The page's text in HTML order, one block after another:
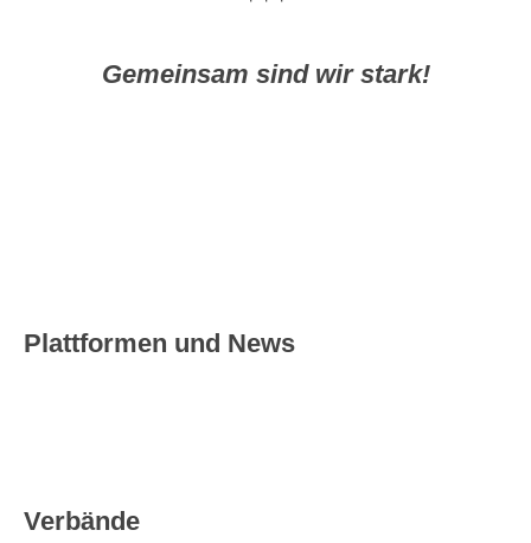
Gemeinsam sind wir stark!
Plattformen und News
Verbände